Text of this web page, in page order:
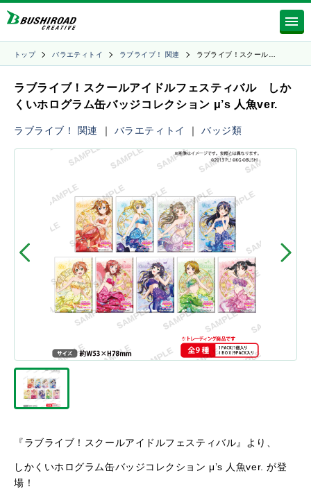
トップ バラエティトイ ラブライブ！ 関連 ラブライブ！スクール…
ラブライブ！スクールアイドルフェスティバル しか
くいホログラム缶バッジコレクション μ’s 人魚ver.
ラブライブ！ 関連 ｜ バラエティトイ ｜バッジ類
『ラブライブ！スクールアイドルフェスティバル』より、
しかくいホログラム缶バッジコレクション μ’s 人魚ver. が登
場！